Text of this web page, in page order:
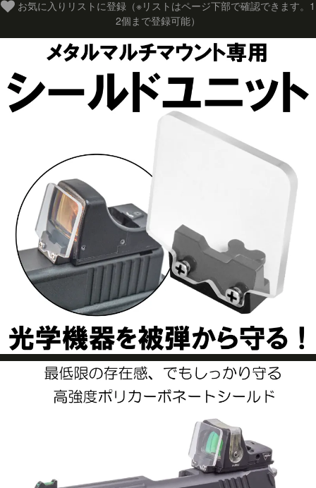
2個まで登録可能）